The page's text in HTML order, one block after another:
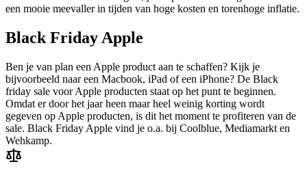
een mooie meevaller in tijden van hoge kosten en torenhoge inflatie.
Black Friday Apple
Ben je van plan een Apple product aan te schaffen? Kijk je
bijvoorbeeld naar een Macbook, iPad of een iPhone? De Black
friday sale voor Apple producten staat op het punt te beginnen.
Omdat er door het jaar heen maar heel weinig korting wordt
gegeven op Apple producten, is dit het moment te profiteren van de
sale. Black Friday Apple vind je o.a. bij Coolblue, Mediamarkt en
Wehkamp.